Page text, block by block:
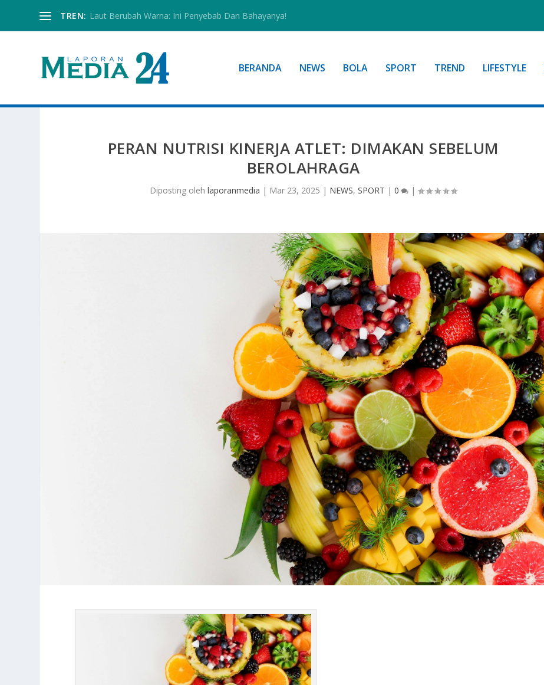
TREN: Laut Berubah Warna: Ini Penyebab Dan Bahayanya!
BERANDA NEWS BOLA SPORT TREND LIFESTYLE
PERAN NUTRISI KINERJA ATLET: DIMAKAN SEBELUM
BEROLAHRAGA
Diposting olehlaporanmedia | Mar 23, 2025 | NEWS,SPORT |0 |